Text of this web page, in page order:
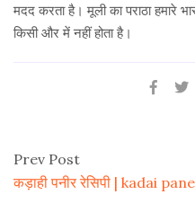
मदद करता है। मूली का पराठा हमारे
किसी और में नहीं होता है।
Prev Post
कड़ाही पनीर रेसिपी | kadai